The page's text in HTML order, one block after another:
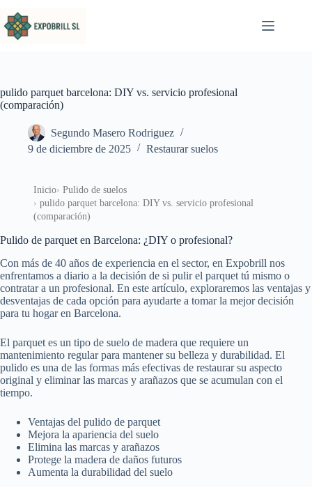
pulido parquet barcelona: DIY vs. servicio profesional
(comparación)
Segundo Masero Rodriguez
9 de diciembre de 2025
Restaurar suelos
Inicio
Pulido de suelos
pulido parquet barcelona: DIY vs. servicio profesional
(comparación)
Pulido de parquet en Barcelona: ¿DIY o profesional?
Con más de 40 años de experiencia en el sector, en Expobrill nos
enfrentamos a diario a la decisión de si pulir el parquet tú mismo o
contratar a un profesional. En este artículo, exploraremos las ventajas y
desventajas de cada opción para ayudarte a tomar la mejor decisión
para tu hogar en Barcelona.
El parquet es un tipo de suelo de madera que requiere un
mantenimiento regular para mantener su belleza y durabilidad. El
pulido es una de las formas más efectivas de restaurar su aspecto
original y eliminar las marcas y arañazos que se acumulan con el
tiempo.
Ventajas del pulido de parquet
Mejora la apariencia del suelo
Elimina las marcas y arañazos
Protege la madera de daños futuros
Aumenta la durabilidad del suelo